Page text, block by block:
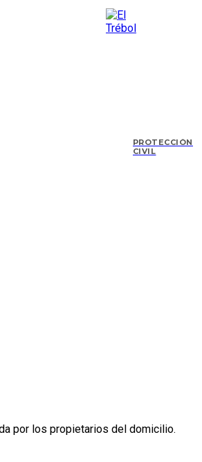
PROTECCIÓN
CIVIL
por los propietarios del domicilio.